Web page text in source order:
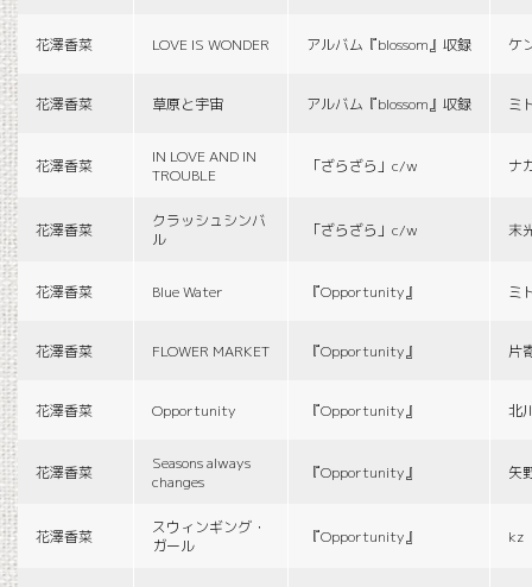
花澤香菜 LOVE IS WONDER アルバム『blossom』収録 ケ
花澤香菜 草原と宇宙 アルバム『blossom』収録 ミ
花澤香菜
IN LOVE AND IN
TROUBLE
「ざらざら」c/w ナ
花澤香菜
クラッシュシンバ
ル
「ざらざら」c/w 末
花澤香菜 Blue Water 『Opportunity』 ミ
花澤香菜 FLOWER MARKET 『Opportunity』 片
花澤香菜 Opportunity 『Opportunity』 北
花澤香菜
Seasons always
changes
『Opportunity』 矢
花澤香菜
スウィンギング・
ガール
『Opportunity』 kz